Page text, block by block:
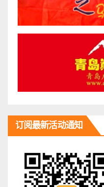
订阅最新活动通知